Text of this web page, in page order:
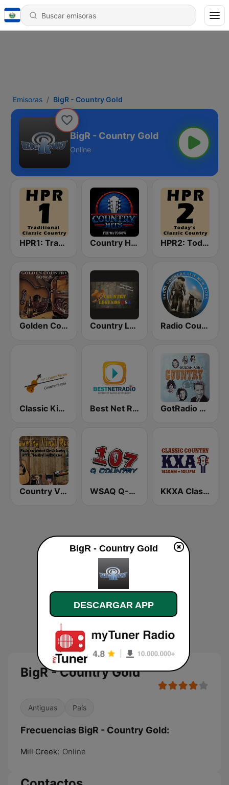
Emisoras BigR - Country Gold
BigR - Country Gold
Online
HPR1: Traditional Classic Country Country Hits HPR2: Today's Classic Country
Golden Country Songs Country Legends USA Radio Country Live
Classic Kickin' Country Radio Best Net Radio - Country Oldies GotRadio - Classic Country
Country Vinyl Radio WSAQ Q-Country 107 KKXA Classic Country 1520
BigR - Country Gold
Antiguas País
Frecuencias BigR - Country Gold:
Mill Creek: Online
BigR - Country Gold
DESCARGAR APP